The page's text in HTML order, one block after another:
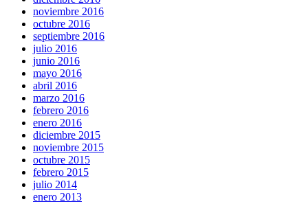
noviembre 2016
octubre 2016
septiembre 2016
julio 2016
junio 2016
mayo 2016
abril 2016
marzo 2016
febrero 2016
enero 2016
diciembre 2015
noviembre 2015
octubre 2015
febrero 2015
julio 2014
enero 2013